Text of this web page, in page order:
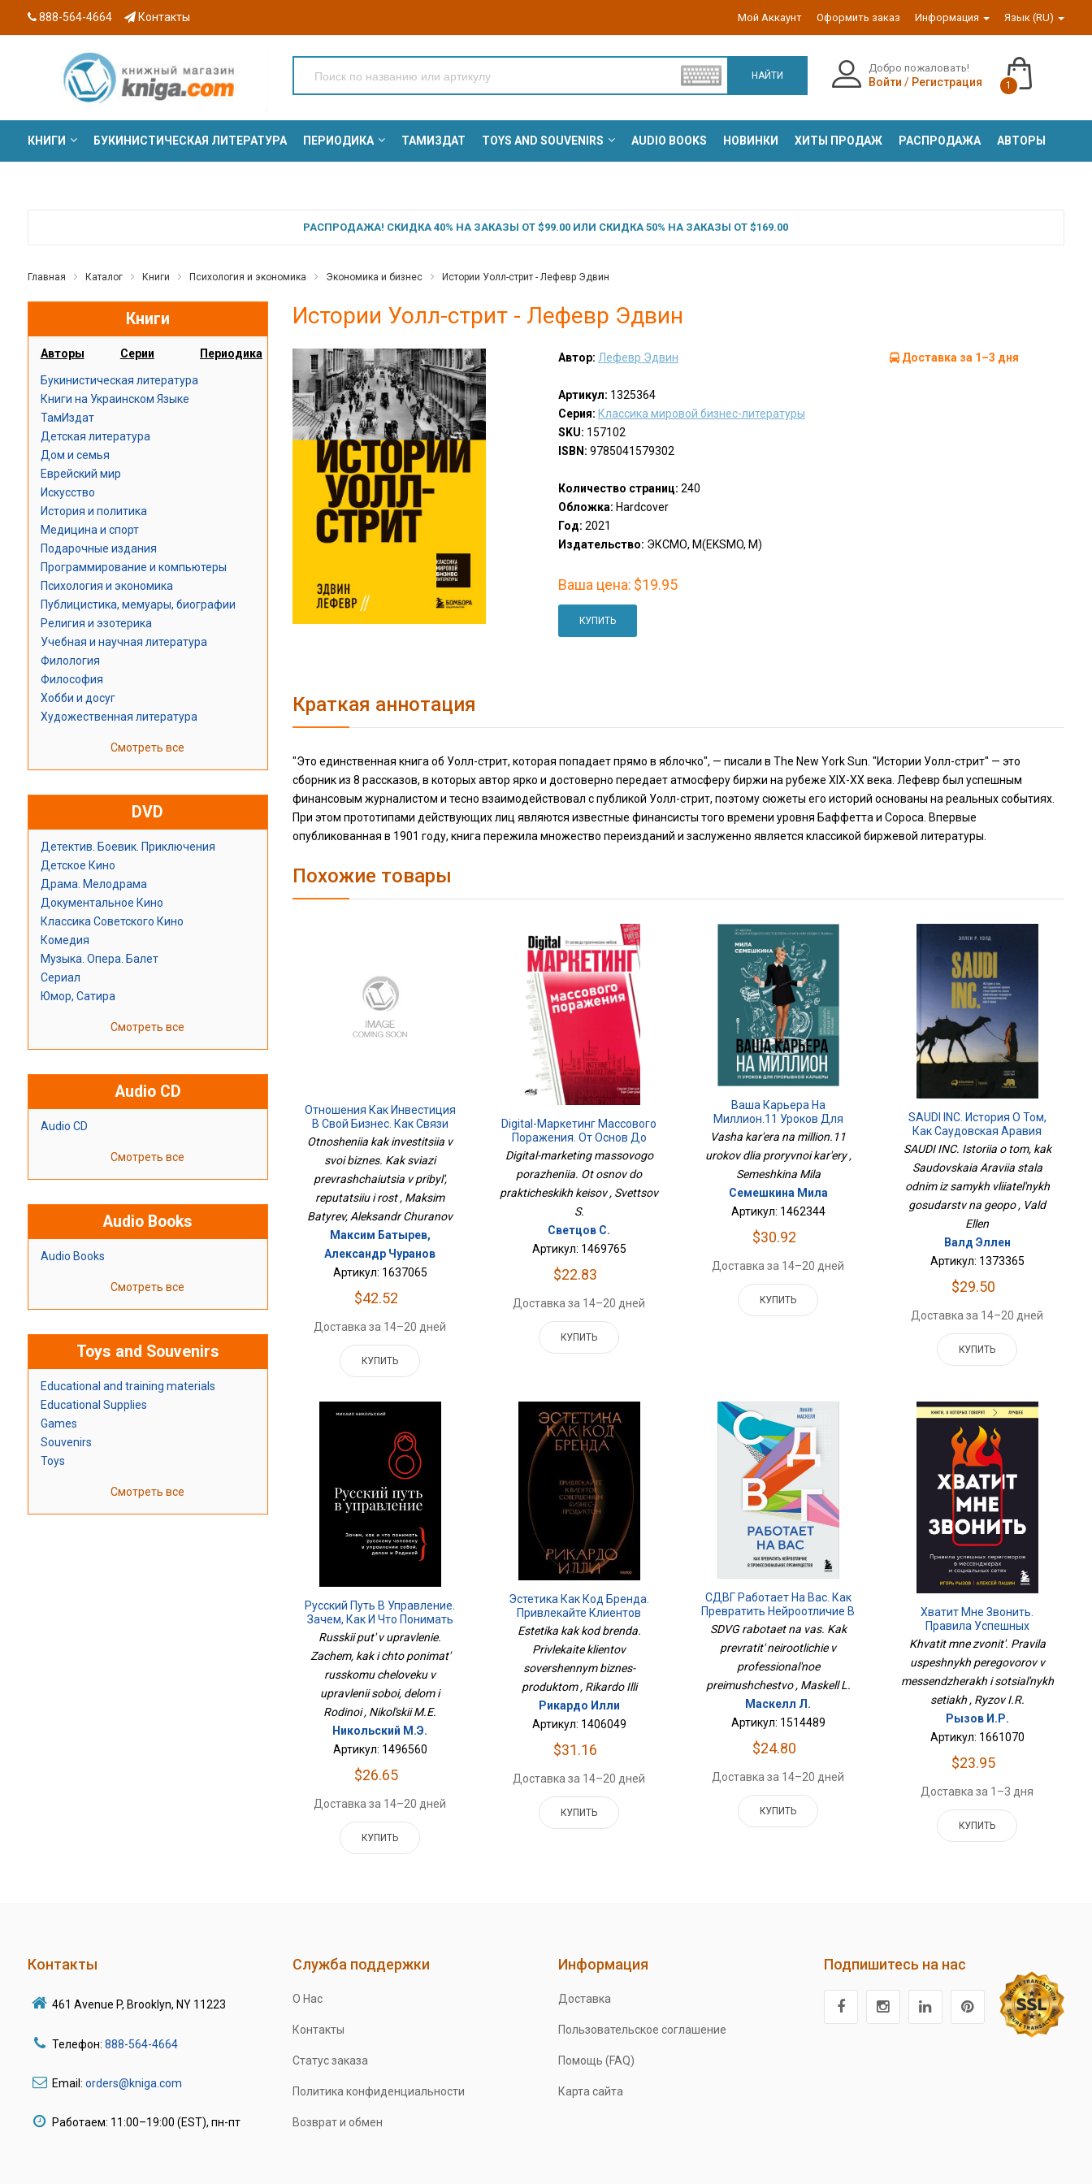
888-564-4664 Контакты Мой Аккаунт Оформить заказ Информация Язык (RU)
НАЙТИ
Добро пожаловать!
Войти / Регистрация 1
КНИГИ БУКИНИСТИЧЕСКАЯ ЛИТЕРАТУРА ПЕРИОДИКА ТАМИЗДАТ TOYS AND SOUVENIRS AUDIO BOOKS НОВИНКИ ХИТЫ ПРОДАЖ РАСПРОДАЖА АВТОРЫ
РАСПРОДАЖА! СКИДКА 40% НА ЗАКАЗЫ ОТ $99.00 ИЛИ СКИДКА 50% НА ЗАКАЗЫ ОТ $169.00
Главная Каталог Книги Психология и экономика Экономика и бизнес Истории Уолл-стрит - Лефевр Эдвин
Книги
Авторы Серии Периодика
Букинистическая литература
Книги на Украинском Языке
ТамИздат
Детская литература
Дом и семья
Еврейский мир
Искусство
История и политика
Медицина и спорт
Подарочные издания
Программирование и компьютеры
Психология и экономика
Публицистика, мемуары, биографии
Религия и эзотерика
Учебная и научная литература
Филология
Философия
Хобби и досуг
Художественная литература
Смотреть все
DVD
Детектив. Боевик. Приключения
Детское Кино
Драма. Мелодрама
Документальное Кино
Классика Советского Кино
Комедия
Музыка. Опера. Балет
Сериал
Юмор, Сатира
Смотреть все
Audio CD
Audio CD
Смотреть все
Audio Books
Audio Books
Смотреть все
Toys and Souvenirs
Educational and training materials
Educational Supplies
Games
Souvenirs
Toys
Смотреть все
Истории Уолл-стрит - Лефевр Эдвин
Автор: Лефевр Эдвин
Артикул: 1325364
Серия: Классика мировой бизнес-литературы
SKU: 157102
ISBN: 9785041579302
Количество страниц: 240
Обложка: Hardcover
Год: 2021
Издательство: ЭКСМО, М(EKSMO, M)
Ваша цена: $19.95
КУПИТЬ
Доставка за 1–3 дня
Краткая аннотация
"Это единственная книга об Уолл-стрит, которая попадает прямо в яблочко", — писали в The New York Sun. "Истории Уолл-стрит" — это
сборник из 8 рассказов, в которых автор ярко и достоверно передает атмосферу биржи на рубеже XIX-XX века. Лефевр был успешным
финансовым журналистом и тесно взаимодействовал с публикой Уолл-стрит, поэтому сюжеты его историй основаны на реальных событиях.
При этом прототипами действующих лиц являются известные финансисты того времени уровня Баффетта и Сороса. Впервые
опубликованная в 1901 году, книга пережила множество переизданий и заслуженно является классикой биржевой литературы.
Похожие товары
Отношения Как Инвестиция
В Свой Бизнес. Как Связи
Превращаются В Прибыль,
Otnosheniia kak investitsiia v
svoi biznes. Kak sviazi
prevrashchaiutsia v pribyl',
reputatsiiu i rost , Maksim
Batyrev, Aleksandr Churanov
Максим Батырев,
Александр Чуранов
Артикул: 1637065
$42.52
Доставка за 14–20 дней
КУПИТЬ
Digital-Маркетинг Массового
Поражения. От Основ До
Практических Кейсов
Digital-marketing massovogo
porazheniia. Ot osnov do
prakticheskikh keisov , Svettsov
S.
Светцов С.
Артикул: 1469765
$22.83
Доставка за 14–20 дней
КУПИТЬ
Ваша Карьера На
Миллион.11 Уроков Для
Прорывной Карьеры
Vasha kar'era na million.11
urokov dlia proryvnoi kar'ery ,
Semeshkina Mila
Семешкина Мила
Артикул: 1462344
$30.92
Доставка за 14–20 дней
КУПИТЬ
SAUDI INC. История О Том,
Как Саудовская Аравия
Стала Одним Из Самых
Влиятельных Государств На
Геопо
SAUDI INC. Istoriia o tom, kak
Saudovskaia Araviia stala
odnim iz samykh vliiatel'nykh
gosudarstv na geopo , Vald
Ellen
Валд Эллен
Артикул: 1373365
$29.50
Доставка за 14–20 дней
КУПИТЬ
Русский Путь В Управление.
Зачем, Как И Что Понимать
Русскому Человеку В
Управлении Собой, Делом И
Родиной
Russkii put' v upravlenie.
Zachem, kak i chto ponimat'
russkomu cheloveku v
upravlenii soboi, delom i
Rodinoi , Nikol'skii M.E.
Никольский М.Э.
Артикул: 1496560
$26.65
Доставка за 14–20 дней
КУПИТЬ
Эстетика Как Код Бренда.
Привлекайте Клиентов
Совершенным Бизнес-
Estetika kak kod brenda.
Privlekaite klientov
sovershennym biznes-
produktom , Rikardo Illi
Рикардо Илли
Артикул: 1406049
$31.16
Доставка за 14–20 дней
КУПИТЬ
СДВГ Работает На Вас. Как
Превратить Нейроотличие В
Профессиональное
SDVG rabotaet na vas. Kak
prevratit' neirootlichie v
professional'noe
preimushchestvo , Maskell L.
Маскелл Л.
Артикул: 1514489
$24.80
Доставка за 14–20 дней
КУПИТЬ
Хватит Мне Звонить.
Правила Успешных
Переговоров В
Социальных Сетях
Khvatit mne zvonit'. Pravila
uspeshnykh peregovorov v
messendzherakh i sotsial'nykh
setiakh , Ryzov I.R.
Рызов И.Р.
Артикул: 1661070
$23.95
Доставка за 1–3 дня
КУПИТЬ
Контакты
461 Avenue P, Brooklyn, NY 11223
Телефон: 888-564-4664
Email: orders@kniga.com
Работаем: 11:00–19:00 (EST), пн-пт
Служба поддержки
О Нас
Контакты
Статус заказа
Политика конфиденциальности
Возврат и обмен
Информация
Доставка
Пользовательское соглашение
Помощь (FAQ)
Карта сайта
Подпишитесь на нас